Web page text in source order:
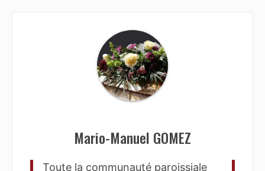
Mario-Manuel GOMEZ
Toute la communauté paroissiale